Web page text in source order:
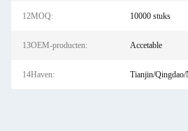
12MOQ: 10000 stuks
13OEM-producten: Accetable
14Haven: Tianjin/